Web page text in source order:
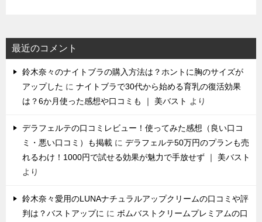
最近のコメント
鈴木奈々のナイトブラの購入方法は？ホントに胸のサイズが
アップした に ナイトブラで30代から始める育乳の復活効果
は？6か月使った感想や口コミも ｜ 美バスト より
デラフェルテの口コミレビュー！使ってみた感想（良い口コ
ミ・悪い口コミ）も掲載 に デラフェルテ50万円のプランも売
れるわけ！1000円で試せる効果が魅力で手放せず ｜ 美バスト
より
鈴木奈々愛用のLUNAナチュラルアップクリームの口コミや評
判は？バストアップに に ボムバストクリームプレミアムの口